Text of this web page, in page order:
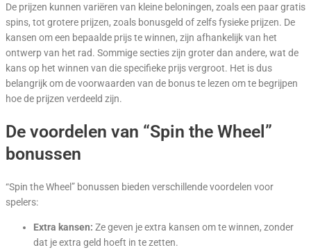
De prijzen kunnen variëren van kleine beloningen, zoals een paar gratis
spins, tot grotere prijzen, zoals bonusgeld of zelfs fysieke prijzen. De
kansen om een bepaalde prijs te winnen, zijn afhankelijk van het
ontwerp van het rad. Sommige secties zijn groter dan andere, wat de
kans op het winnen van die specifieke prijs vergroot. Het is dus
belangrijk om de voorwaarden van de bonus te lezen om te begrijpen
hoe de prijzen verdeeld zijn.
De voordelen van “Spin the Wheel”
bonussen
“Spin the Wheel” bonussen bieden verschillende voordelen voor
spelers:
Extra kansen: Ze geven je extra kansen om te winnen, zonder
dat je extra geld hoeft in te zetten.